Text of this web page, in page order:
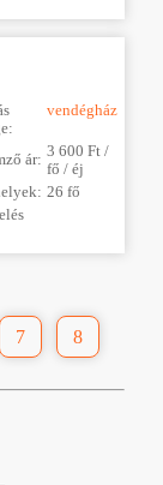
vendégház
ár: 3 600 Ft /
fő / éj
26 fő
7 8